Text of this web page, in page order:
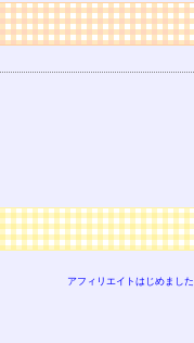
アフィリエイトはじめました